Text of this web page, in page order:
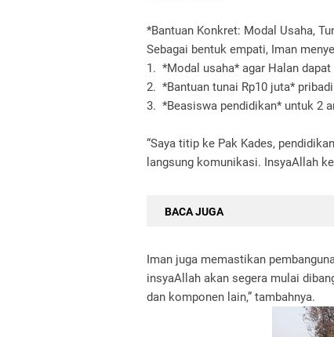
*Bantuan Konkret: Modal Usaha,
Sebagai bentuk empati, Iman
1. *Modal usaha* agar Halan
2. *Bantuan tunai Rp10 juta*
3. *Beasiswa pendidikan* untuk 2
“Saya titip ke Pak Kades,
langsung komunikasi. InsyaAllah
BACA JUGA
Iman juga memastikan
insyaAllah akan segera mulai
dan komponen lain,” tambahnya.